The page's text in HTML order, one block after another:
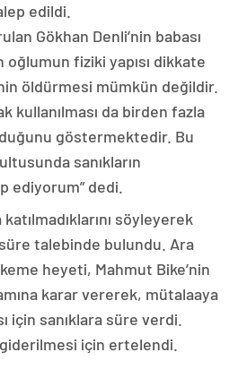
edildi.
Gökhan Denli’nin babası
oğlumun fiziki yapısı dikkate
öldürmesi mümkün değildir.
kullanılması da birden fazla
göstermektedir. Bu
sanıkların
ediyorum” dedi.
söyleyerek
talebinde bulundu. Ara
heyeti, Mahmut Bike’nin
karar vererek, mütalaaya
için sanıklara süre verdi.
için ertelendi.